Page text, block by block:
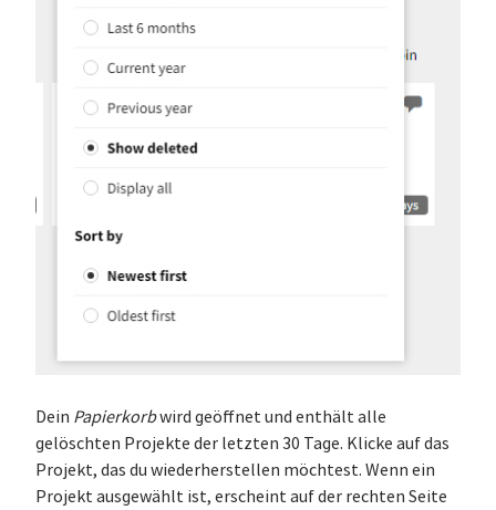
Dein Papierkorbwird geöffnet und enthält alle
gelöschten Projekte der letzten 30 Tage. Klicke auf das
Projekt, das du wiederherstellen möchtest. Wenn ein
Projekt ausgewählt ist, erscheint auf der rechten Seite